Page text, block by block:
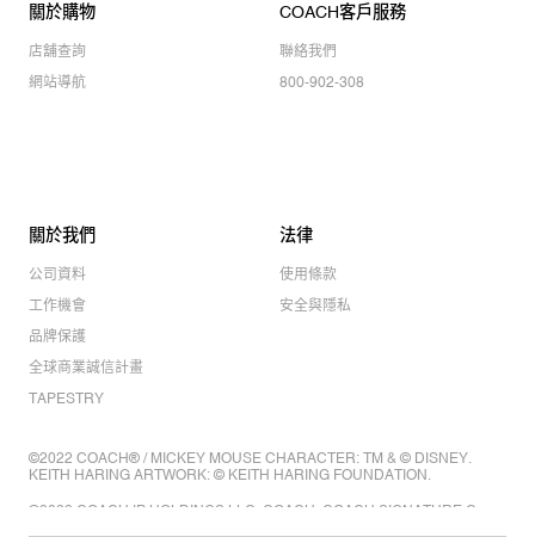
關於購物
店舖查詢
網站導航
COACH客戶服務
聯絡我們
800-902-308
關於我們
公司資料
工作機會
品牌保護
全球商業誠信計畫
TAPESTRY
法律
使用條款
安全與隱私
©2022 COACH® / MICKEY MOUSE CHARACTER: TM & © DISNEY.
KEITH HARING ARTWORK: © KEITH HARING FOUNDATION.
©2022 COACH IP HOLDINGS LLC. COACH, COACH SIGNATURE C